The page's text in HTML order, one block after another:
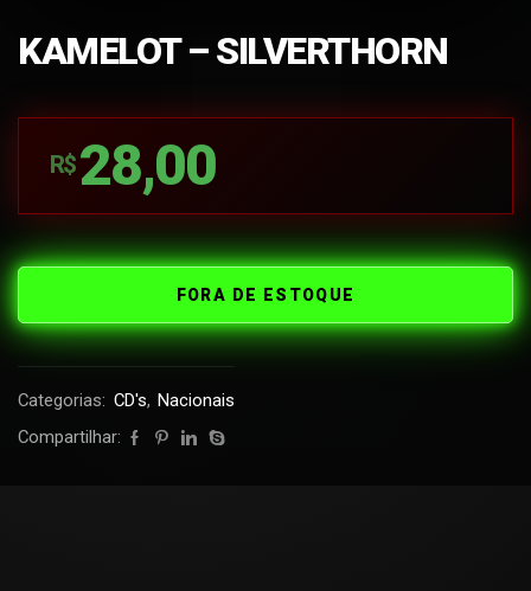
KAMELOT – SILVERTHORN
R$ 28,00
FORA DE ESTOQUE
Categorias: CD's, Nacionais
Compartilhar: